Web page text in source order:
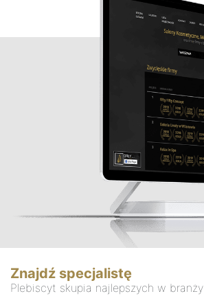
Znajdź specjalistę
Plebiscyt skupia najlepszych w branży